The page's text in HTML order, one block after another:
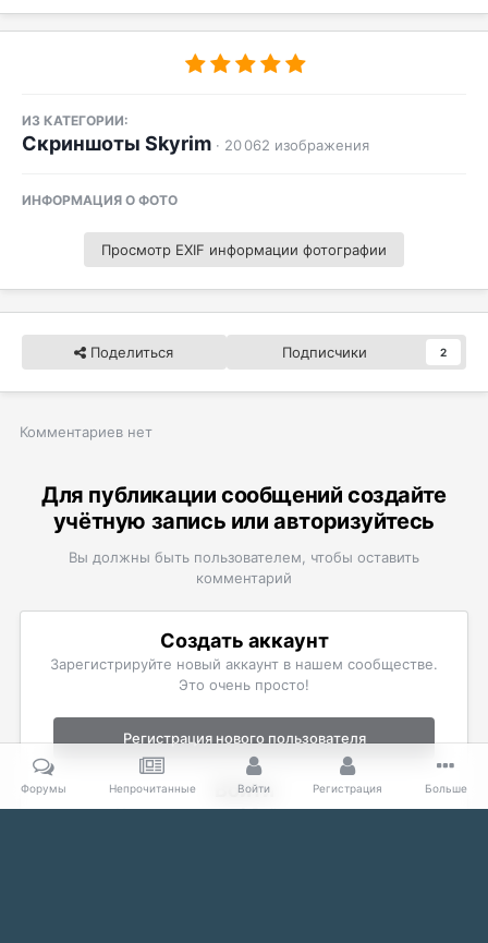
ИЗ КАТЕГОРИИ:
Скриншоты Skyrim · 20 062 изображения
ИНФОРМАЦИЯ О ФОТО
Просмотр EXIF информации фотографии
Поделиться Подписчики 2
Комментариев нет
Для публикации сообщений создайте
учётную запись или авторизуйтесь
Вы должны быть пользователем, чтобы оставить
комментарий
Создать аккаунт
Зарегистрируйте новый аккаунт в нашем сообществе.
Это очень просто!
Регистрация нового пользователя
Войти
Уже есть аккаунт? Войти в систему.
Форумы Непрочитанные Войти Регистрация Больше